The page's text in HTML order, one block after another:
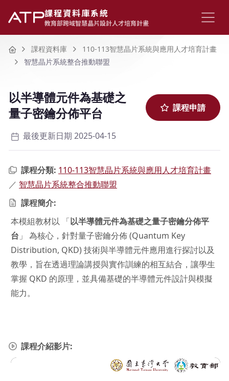
課程資料庫系統
教育部跨域智慧晶片設計人才培育計畫
Home課程資料庫
110-113智慧晶片系統與應用人才培育計畫
智慧晶片系統整合推動聯盟
以半導體元件為基礎之
量子密鑰分佈平台
課程申請
最後更新日期 2025-04-15
課程分類: 110-113智慧晶片系統與應用人才培育計畫
／ 智慧晶片系統整合推動聯盟
課程簡介:
本模組教材以 「以半導體元件為基礎之量子密鑰分佈平
台 」 為核心，針對量子密鑰分佈 (Quantum Key
Distribution, QKD) 技術與半導體元件應用進行探討以及
教學，旨在透過理論講授與實作訓練的相互結合，讓學生
掌握 QKD 的原理，並具備基礎的半導體元件設計與模擬
能力。
課程介紹影片: